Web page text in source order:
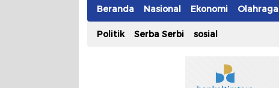
Beranda Nasional Ekonomi Olahraga
Politik Serba Serbi sosial